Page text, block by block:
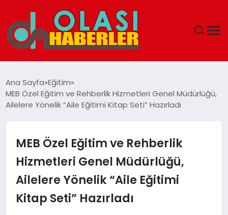
SPOR
TEKNOLOJI
Ana Sayfa Eğitim
MEB Özel Eğitim ve Rehberlik Hizmetleri Genel Müdürlüğü,
Ailelere Yönelik “Aile Eğitimi Kitap Seti” Hazırladı
MEB Özel Eğitim ve Rehberlik
Hizmetleri Genel Müdürlüğü,
Ailelere Yönelik “Aile Eğitimi
Kitap Seti” Hazırladı